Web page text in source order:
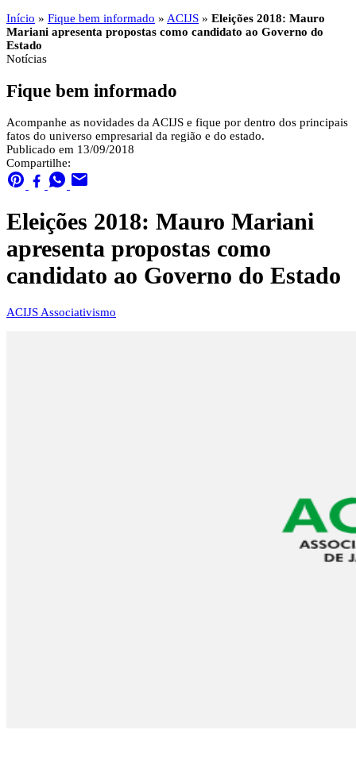
Início » Fique bem informado » ACIJS » Eleições 2018: Mauro
Mariani apresenta propostas como candidato ao Governo do
Estado
Notícias
Fique bem informado
Acompanhe as novidades da ACIJS e fique por dentro dos principais
fatos do universo empresarial da região e do estado.
Publicado em 13/09/2018
Compartilhe:
Eleições 2018: Mauro Mariani
apresenta propostas como
candidato ao Governo do Estado
ACIJS Associativismo